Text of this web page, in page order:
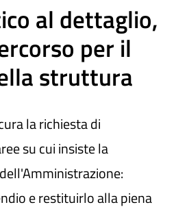
al dettaglio,
per il
struttura
la richiesta di
su cui insiste la
e restituirlo alla piena